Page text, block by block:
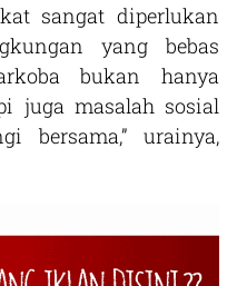
sangat diperlukan
yang bebas
bukan hanya
juga masalah sosial
bersama,” urainya,